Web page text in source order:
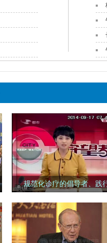
规范化诊疗的倡导者、践
省长春市"长春华山银屑病医学研
院"荣誉入选。